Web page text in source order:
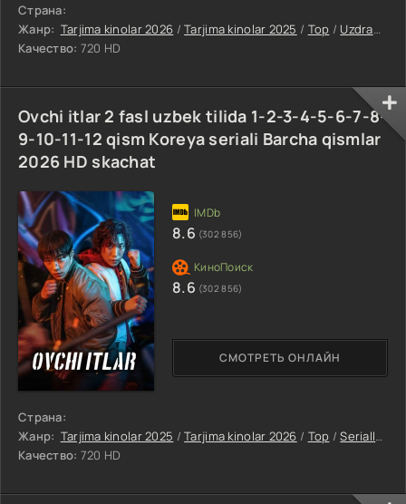
Страна:
Жанр: Tarjima kinolar 2026 /Tarjima kinolar 2025 / Top / Uzdramalar
Качество: 720 HD
Ovchi itlar 2 fasl uzbek tilida 1-2-3-4-5-6-7-8-
9-10-11-12 qism Koreya seriali Barcha qismlar
2026 HD skachat
Страна:
Жанр: Tarjima kinolar 2025 /Tarjima kinolar 2026 / Top /Seriallar
Качество: 720 HD
СМОТРЕТЬ ОНЛАЙН
8.6 (302 856)
8.6 (302 856)